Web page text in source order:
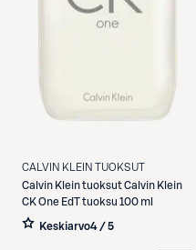
CALVIN KLEIN TUOKSUT
Calvin Klein tuoksutCalvin Klein
CK One EdT tuoksu 100 ml
Keskiarvo4 / 5